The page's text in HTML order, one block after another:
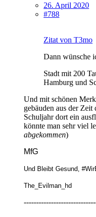
26. April 2020
#788
Zitat von T3mo
Dann wünsche
Stadt mit 200
Hamburg und
Und mit schönen
gebäuden aus der Zeit
Schuljahr dort ein
könnte man sehr viel
abgekommen)
MfG
Und Bleibt Gesund,
The_Evilman_hd